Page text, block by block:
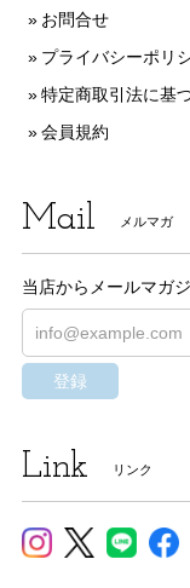
お問合せ
プライバシーポリ
特定商取引法に基
会員規約
Mail メルマガ
当店からメールマガ
登録
Link リンク